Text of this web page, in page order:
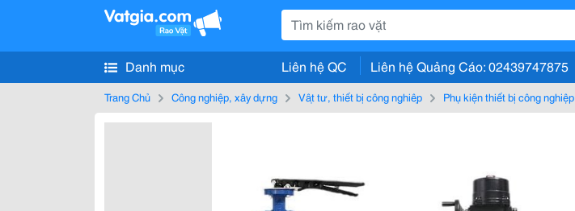
Danh mục Liên hệ QC Liên hệ Quảng Cáo: 02439747875
Trang Chủ Công nghiệp, xây dựng Vật tư, thiết bị công nghiệp Phụ kiện thiết bị công nghiệp